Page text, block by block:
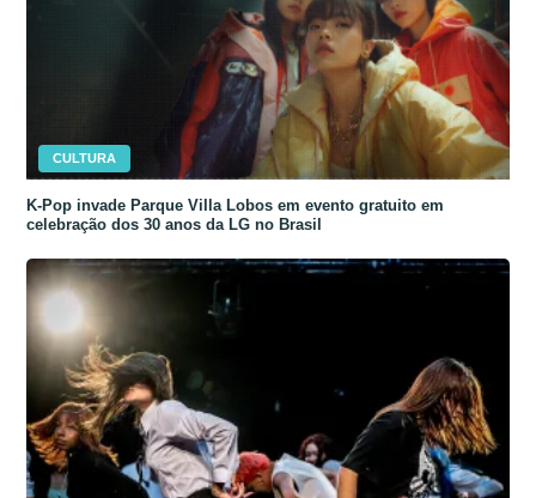
CULTURA
K-Pop invade Parque Villa Lobos em evento gratuito em
celebração dos 30 anos da LG no Brasil